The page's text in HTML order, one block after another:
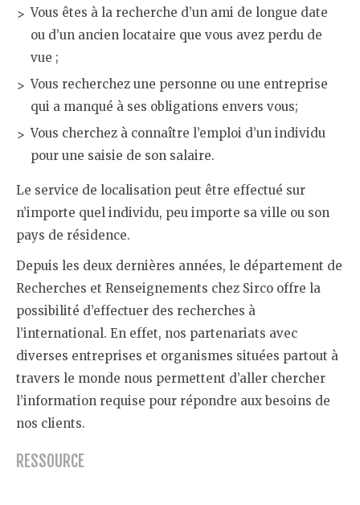
Vous êtes à la recherche d’un ami de longue date
ou d’un ancien locataire que vous avez perdu de
vue ;
Vous recherchez une personne ou une entreprise
qui a manqué à ses obligations envers vous;
Vous cherchez à connaître l’emploi d’un individu
pour une saisie de son salaire.
Le service de localisation peut être effectué sur
n’importe quel individu, peu importe sa ville ou son
pays de résidence.
Depuis les deux dernières années, le département de
Recherches et Renseignements chez Sirco offre la
possibilité d’effectuer des recherches à
l’international. En effet, nos partenariats avec
diverses entreprises et organismes situées partout à
travers le monde nous permettent d’aller chercher
l’information requise pour répondre aux besoins de
nos clients.
RESSOURCE